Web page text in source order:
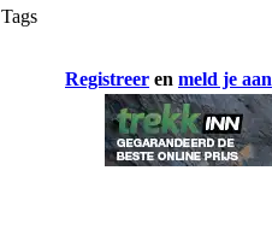
Tags
Registreer en meld je aan